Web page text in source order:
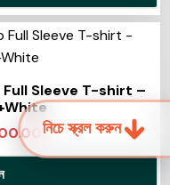
Full Sleeve T-shirt –
নিচে স্ক্রল করুন